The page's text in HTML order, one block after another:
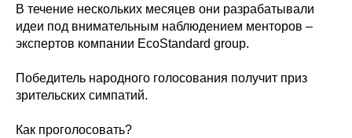
В течение нескольких месяцев они разрабатывали
идеи под внимательным наблюдением менторов –
экспертов компании EcoStandard group.
Победитель народного голосования получит приз
зрительских симпатий.
Как проголосовать?